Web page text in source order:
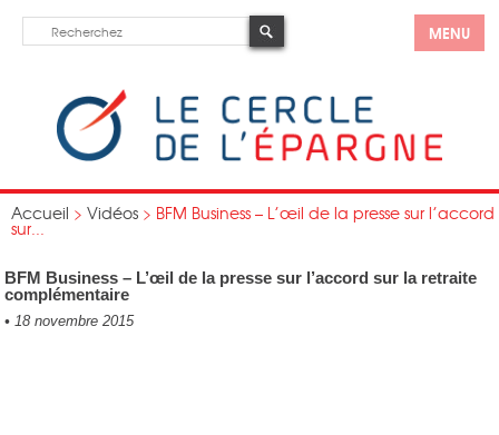
MENU
Accueil > Vidéos > BFM Business – L’œil de la presse sur l’accord
sur...
BFM Business – L’œil de la presse sur l’accord sur la retraite
complémentaire
• 18 novembre 2015